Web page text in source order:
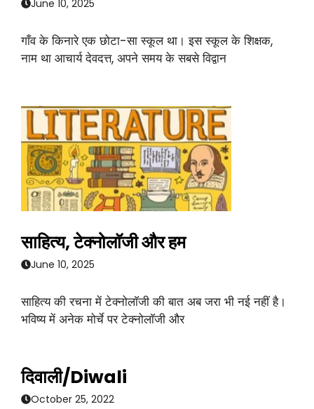
June 10, 2025
गाँव के किनारे एक छोटा-सा स्कूल था। इस स्कूल के शिक्षक,
नाम था आचार्य देवदत्त, अपने समय के सबसे विद्वान
साहित्य, टेक्नोलाॅजी और हम
June 10, 2025
साहित्य की रचना में टेक्नोलाॅजी की बात अब जरा भी नई नहीं है।
भविष्य में अनेक मोर्चे पर टेक्नोलाॅजी और
दिवाली/Diwali
October 25, 2022